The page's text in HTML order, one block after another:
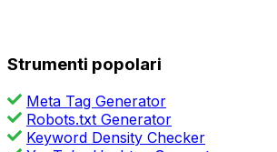
Strumenti popolari
Meta Tag Generator
Robots.txt Generator
Keyword Density Checker